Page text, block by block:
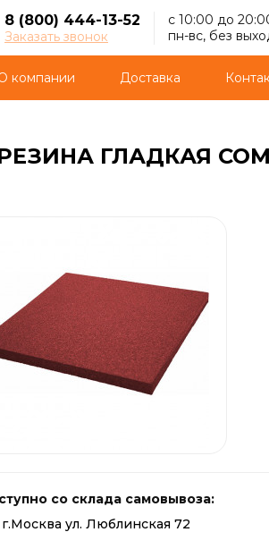
8 (800) 444-13-52
Заказать звонок
с 10:00 до
пн-вс, без
компании Доставка
ГЛАДКАЯ
со склада самовывоза:
г.Москва ул. Люблинская 72